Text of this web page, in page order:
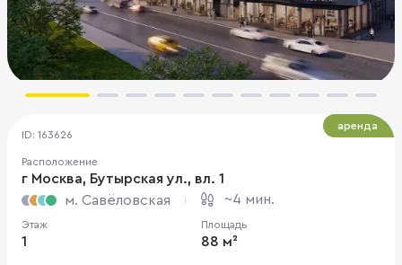
ID: 163626
Расположение
г Москва, Бутырская ул., вл. 1
м. Савёловская
~4 мин.
Этаж
1
Площадь
88 м²
аренда